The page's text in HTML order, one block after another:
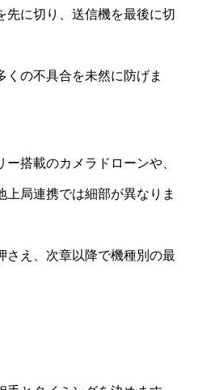
先に切り、送信機を最後に切
くの不具合を未然に防げま
搭載のカメラドローンや、
上局連携では細部が異なりま
さえ、次章以降で機種別の最